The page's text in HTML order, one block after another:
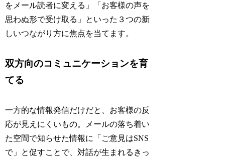
をメール読者に変える」「お客様の声を
思わぬ形で受け取る」といった３つの新
しいつながり方に焦点を当てます。
双方向のコミュニケーションを育
てる
一方的な情報発信だけだと、お客様の反
応が見えにくいもの。メールの落ち着い
た空間で知らせた情報に「ご意見はSNS
で」と促すことで、対話が生まれるきっ